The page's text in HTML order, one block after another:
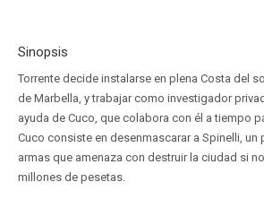
Sinopsis
Torrente decide instalarse en plena Costa del
de Marbella, y trabajar como investigador
ayuda de Cuco, que colabora con él a tiempo
Cuco consiste en desenmascarar a Spinelli,
armas que amenaza con destruir la ciudad si
millones de pesetas.